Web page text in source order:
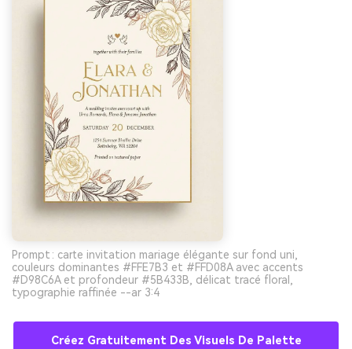
Prompt : carte invitation mariage élégante sur fond uni,
couleurs dominantes #FFE7B3 et #FFD08A avec accents
#D98C6A et profondeur #5B433B, délicat tracé floral,
typographie raffinée --ar 3:4
Créez Gratuitement Des Visuels De Palette